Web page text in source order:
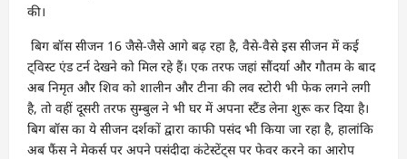
की।
बिग बॉस सीजन 16 जैसे-जैसे आगे बढ़ रहा है, वैसे-वैसे इस सीजन में कई
ट्विस्ट एंड टर्न देखने को मिल रहे हैं। एक तरफ जहां सौंदर्या और गौतम के बाद
अब निमृत और शिव को शालीन और टीना की लव स्टोरी भी फेक लगने लगी
है, तो वहीं दूसरी तरफ सुम्बुल ने भी घर में अपना स्टैंड लेना शुरू कर दिया है।
बिग बॉस का ये सीजन दर्शकों द्वारा काफी पसंद भी किया जा रहा है, हालांकि
अब फैंस ने मेकर्स पर अपने पसंदीदा कंटेस्टेंट्स पर फेवर करने का आरोप